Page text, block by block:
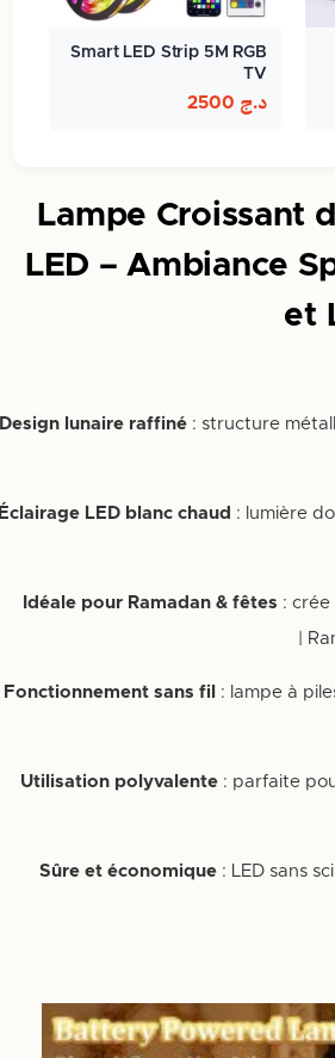
Smart LED Strip 5M RGB
TV
د.ج
Lampe Croissant
LED – Ambiance
et
Design lunaire raffiné: structure
Éclairage LED blanc chaud : lumière
Idéale pour Ramadan & fêtes :
Fonctionnement sans fil : lampe à
Utilisation polyvalente: parfaite
Sûre et économique: LED sans